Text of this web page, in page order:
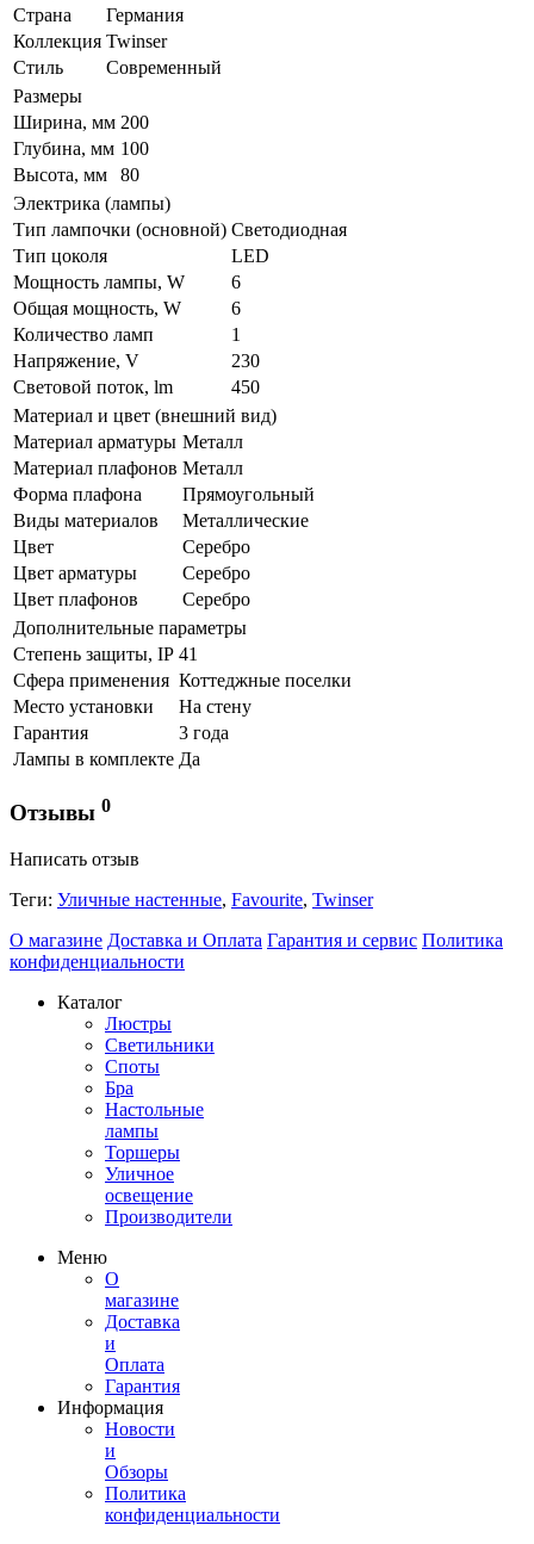
Страна
Германия
Коллекция Twinser
Стиль
Современный
Размеры
Ширина, мм 200
Глубина, мм 100
Высота, мм
80
Электрика (лампы)
Тип лампочки (основной) Светодиодная
Тип цоколя
LED
Мощность лампы, W
6
Общая мощность, W
6
Количество ламп
1
Напряжение, V
230
Световой поток, lm
450
Материал и цвет (внешний вид)
Материал арматуры Металл
Материал плафонов Металл
Форма плафона
Прямоугольный
Виды материалов
Металлические
Цвет
Серебро
Цвет арматуры
Серебро
Цвет плафонов
Серебро
Дополнительные параметры
Степень защиты, IP 41
Сфера применения Коттеджные поселки
Место установки
На стену
Гарантия
3 года
Лампы в комплекте Да
Отзывы 0
Написать отзыв
Теги: Уличные настенные, Favourite, Twinser
О магазине Доставка и Оплата Гарантия и сервис Политика
конфиденциальности
Каталог
Люстры
Светильники
Споты
Бра
Настольные
лампы
Торшеры
Уличное
освещение
Производители
Меню
О
магазине
Доставка
и
Оплата
Гарантия
Информация
Новости
и
Обзоры
Политика
конфиденциальности